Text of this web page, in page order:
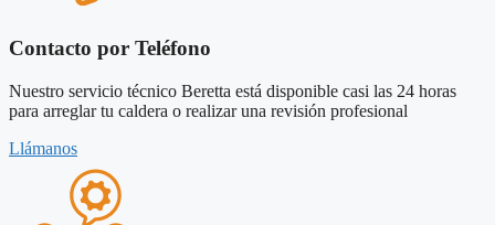
Contacto por Teléfono
Nuestro servicio técnico Beretta está disponible casi las 24 horas
para arreglar tu caldera o realizar una revisión profesional
Llámanos